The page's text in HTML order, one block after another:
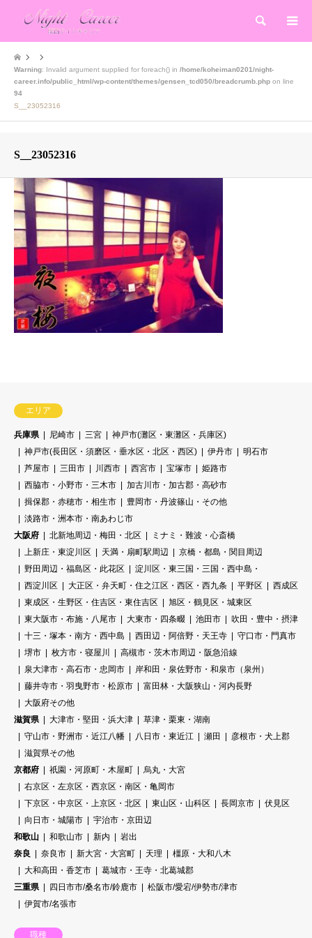
検索
Warning: Invalid argument supplied for foreach() in /home/koheiman0201/night-
career.info/public_html/wp-content/themes/gensen_tcd050/breadcrumb.php on line
94
S__23052316
S__23052316
エリア
兵庫県 尼崎市 三宮
神戸市(灘区・東灘区・兵庫区)
神戸市(長田区・須磨区・垂水区・北区・西区)
伊丹市
明石市
芦屋市
三田市 川西市 西宮市 宝塚市
姫路市
西脇市・小野市・三木市
加古川市・加古郡・高砂市
揖保郡・赤穂市・相生市
豊岡市・丹波篠山・その他
淡路市・洲本市・南あわじ市
大阪府
北新地周辺・梅田・北区
ミナミ・難波・心斎橋
上新庄・東淀川区
天満・扇町駅周辺
京橋・都島・関目周辺
野田周辺・福島区・此花区
淀川区・東三国・三国・西中島・
西淀川区
大正区・弁天町・住之江区・西区・西九条 平野区
西成区
東成区・生野区・住吉区・東住吉区
旭区・鶴見区・城東区
東大阪市・布施・八尾市
大東市・四条畷 池田市
吹田・豊中・摂津
十三・塚本・南方・西中島
西田辺・阿倍野・天王寺
守口市・門真市
堺市
枚方市・寝屋川
高槻市・茨木市周辺・阪急沿線
泉大津市・高石市・忠岡市
岸和田・泉佐野市・和泉市（泉州）
藤井寺市・羽曳野市・松原市
富田林・大阪狭山・河内長野
大阪府その他
滋賀県
大津市・堅田・浜大津
草津・栗東・湖南
守山市・野洲市・近江八幡
八日市・東近江 瀬田
彦根市・犬上郡
滋賀県その他
京都府
祇園・河原町・木屋町
烏丸・大宮
右京区・左京区・西京区・南区・亀岡市
下京区・中京区・上京区・北区
東山区・山科区 長岡京市
伏見区
向日市・城陽市
宇治市・京田辺
和歌山
和歌山市 新内
岩出
奈良
奈良市 新大宮・大宮町 天理
橿原・大和八木
大和高田・香芝市
葛城市・王寺・北葛城郡
三重県
四日市市/桑名市/鈴鹿市
松阪市/愛宕/伊勢市/津市
伊賀市/名張市
職種